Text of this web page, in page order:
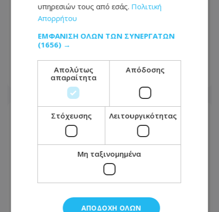
Έρχεται ανάσα από τις συνεχόμενες
κίτρινες προειδοποιήσεις: Τι δείχνουν
οι προβλέψεις για τον
Δεκαπενταύγουστο
06.08.2026 - 06:30
υπηρεσιών τους από εσάς. Πολιτική
Απορρήτου
ΕΜΦΆΝΙΣΗ ΌΛΩΝ ΤΩΝ ΣΥΝΕΡΓΑΤΏΝ
(1656) →
Απολύτως
απαραίτητα
Απόδοσης
Στόχευσης Λειτουργικότητας
Μη ταξινομημένα
ΑΠΟΔΟΧΉ ΌΛΩΝ